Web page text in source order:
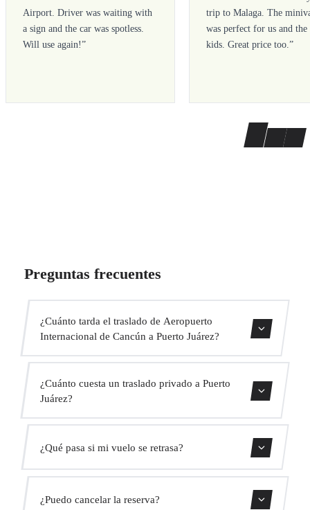
Airport. Driver was waiting with
a sign and the car was spotless.
Will use again!”
trip to Malaga. The
was perfect for us and the
kids. Great price too.”
Preguntas frecuentes
¿Cuánto tarda el traslado de Aeropuerto
Internacional de Cancún a Puerto Juárez?
¿Cuánto cuesta un traslado privado a Puerto
Juárez?
Usa nuestro formulario de reserva para obtener un precio
fijo al instante. Sin cargos ocultos.
¿Qué pasa si mi vuelo se retrasa?
conductor ajustará automáticamente la hora de recogida
¿Puedo cancelar la reserva?